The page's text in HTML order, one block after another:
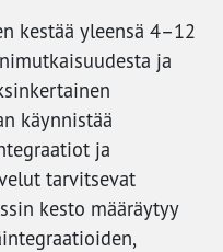
kestää yleensä 4–12
ja
käynnistää
ja
tarvitsevat
kesto määräytyy